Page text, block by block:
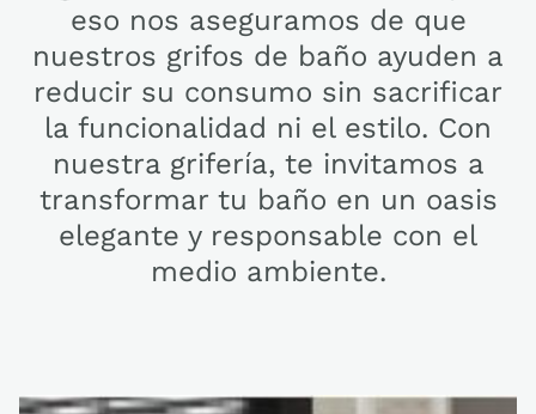
eso nos aseguramos de que
nuestros grifos de baño ayuden a
reducir su consumo sin sacrificar
la funcionalidad ni el estilo. Con
nuestra grifería, te invitamos a
transformar tu baño en un oasis
elegante y responsable con el
medio ambiente.